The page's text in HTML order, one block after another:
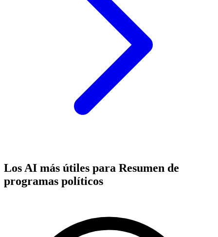
Los AI más útiles para Resumen de
programas políticos